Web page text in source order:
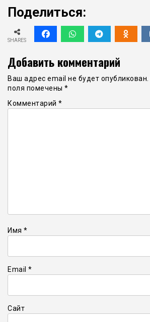
Поделиться:
SHARES
Добавить комментарий
Ваш адрес email не будет опубликован.
поля помечены *
Комментарий *
Имя *
Email *
Сайт